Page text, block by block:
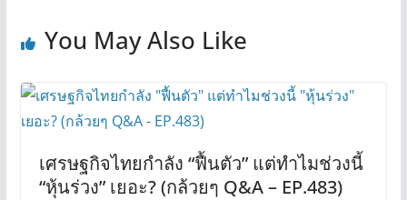
You May Also Like
เศรษฐกิจไทยกำลัง “ฟื้นตัว” แต่ทำไมช่วงนี้
“หุ้นร่วง” เยอะ? (กล้วยๆ Q&A – EP.483)